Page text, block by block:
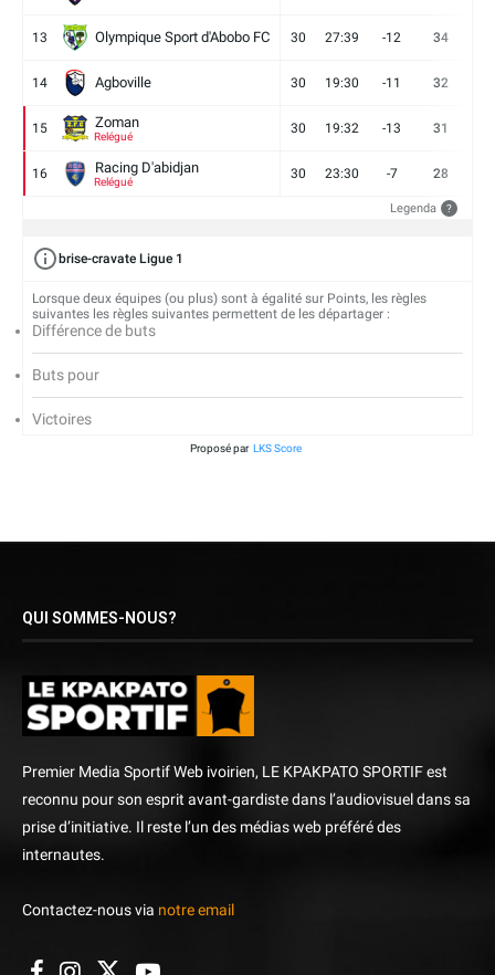
13 Olympique Sport d'Abobo FC 30 27:39 -12 34
14 Agboville 30 19:30 -11 32
15 Zoman
Relégué
30 19:32 -13 31
16 Racing D'abidjan
Relégué
30 23:30 -7 28
Legenda ?
brise-cravate Ligue 1
Lorsque deux équipes (ou plus) sont à égalité sur Points, les règles
suivantes les règles suivantes permettent de les départager :
Différence de buts
Buts pour
Victoires
Proposé par LKS Score
QUI SOMMES-NOUS?
Premier Media Sportif Web ivoirien, LE KPAKPATO SPORTIF est
reconnu pour son esprit avant-gardiste dans l’audiovisuel dans sa
prise d’initiative. Il reste l’un des médias web préféré des
internautes.
Contactez-nous via notre email